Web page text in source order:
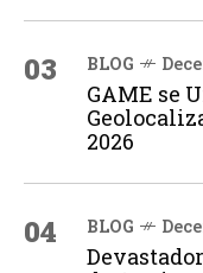
03 BLOG
GAME se
2026
04 BLOG